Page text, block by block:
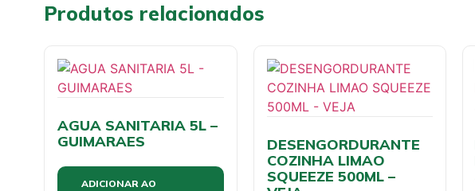
Produtos relacionados
AGUA SANITARIA 5L –
GUIMARAES
ADICIONAR AO
DESENGORDURANTE
COZINHA LIMAO
SQUEEZE 500ML –